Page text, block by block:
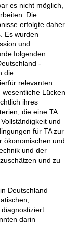
es nicht möglich,
Die
erfolgte daher
Es wurden
und
folgenden
-
die
relevanten
Lücken
ihres
die eine TA
und
für TA zur
ökonomischen und
und der
und zu
Deutschland
darin